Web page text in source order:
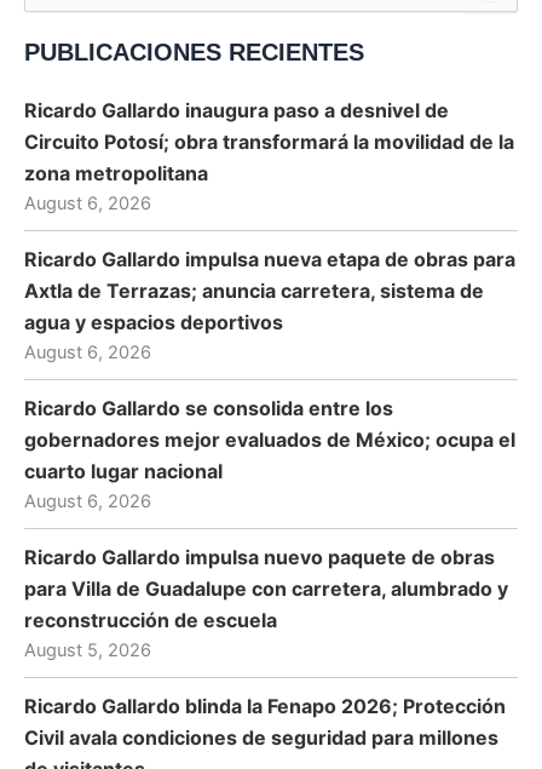
for:
PUBLICACIONES RECIENTES
Ricardo Gallardo inaugura paso a desnivel de
Circuito Potosí; obra transformará la movilidad de la
zona metropolitana
August 6, 2026
Ricardo Gallardo impulsa nueva etapa de obras para
Axtla de Terrazas; anuncia carretera, sistema de
agua y espacios deportivos
August 6, 2026
Ricardo Gallardo se consolida entre los
gobernadores mejor evaluados de México; ocupa el
cuarto lugar nacional
August 6, 2026
Ricardo Gallardo impulsa nuevo paquete de obras
para Villa de Guadalupe con carretera, alumbrado y
reconstrucción de escuela
August 5, 2026
Ricardo Gallardo blinda la Fenapo 2026; Protección
Civil avala condiciones de seguridad para millones